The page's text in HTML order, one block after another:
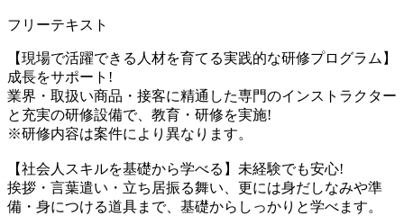
フリーテキスト
【現場で活躍できる人材を育てる実践的な研修プログラム】
成長をサポート!
業界・取扱い商品・接客に精通した専門のインストラクター
と充実の研修設備で、教育・研修を実施!
※研修内容は案件により異なります。
【社会人スキルを基礎から学べる】未経験でも安心!
挨拶・言葉遣い・立ち居振る舞い、更には身だしなみや準
備・身につける道具まで、基礎からしっかりと学べます。